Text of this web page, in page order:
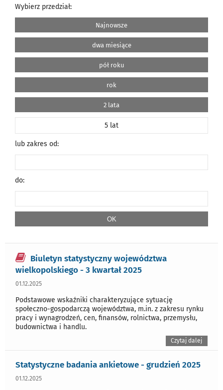
Wybierz przedział:
Najnowsze
dwa miesiące
pół roku
rok
2 lata
5 lat
lub zakres od:
do:
Biuletyn statystyczny województwa
wielkopolskiego - 3 kwartał 2025
01.12.2025
Podstawowe wskaźniki charakteryzujące sytuację
społeczno-gospodarczą województwa, m.in. z zakresu rynku
pracy i wynagrodzeń, cen, finansów, rolnictwa, przemysłu,
budownictwa i handlu.
Czytaj dalej
Statystyczne badania ankietowe - grudzień 2025
01.12.2025